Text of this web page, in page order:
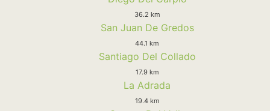
36.2 km
San Juan De Gredos
44.1 km
Santiago Del Collado
17.9 km
La Adrada
19.4 km